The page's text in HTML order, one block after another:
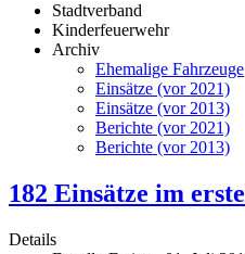
Stadtverband
Kinderfeuerwehr
Archiv
Ehemalige Fahrzeuge
Einsätze (vor 2021)
Einsätze (vor 2013)
Berichte (vor 2021)
Berichte (vor 2013)
182 Einsätze im
Details